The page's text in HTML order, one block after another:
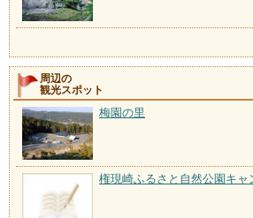
周辺の
観光スポット
梅園の里
権現崎ふるさと自然公園キャ